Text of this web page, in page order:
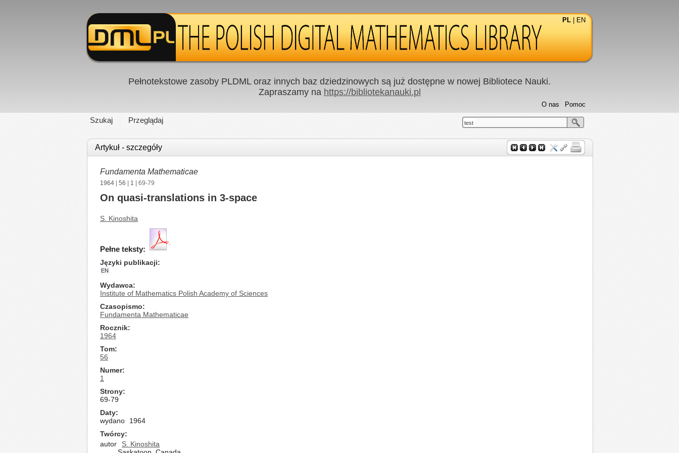
PL EN
Pełnotekstowe zasoby PLDML oraz innych baz dziedzinowych są już dostępne w nowej Bibliotece Nauki.
Zapraszamy na https://bibliotekanauki.pl
Szukaj Przeglądaj
Pomoc
O nas
test
Artykuł - szczegóły
Fundamenta Mathematicae
1964 56 1 | 69-79
On quasi-translations in 3-space
S. Kinoshita
Pełne teksty:
Języki publikacji
EN
Wydawca
Institute of Mathematics Polish Academy of Sciences
Czasopismo
Fundamenta Mathematicae
Rocznik
1964
Tom
56
Numer
1
Strony
69-79
Daty
wydano
1964
Twórcy
autor
S. Kinoshita